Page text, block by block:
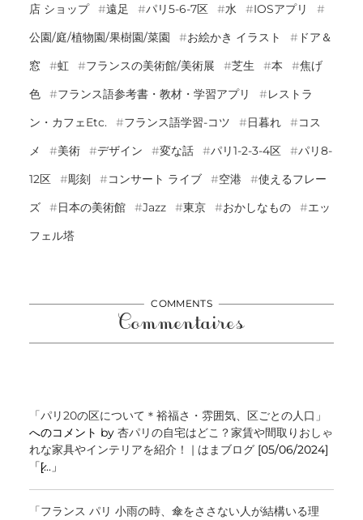
店 ショップ
遠足 パリ5-6-7区 水
IOSアプリ
公園/庭/植物園/果樹園/菜園
お絵かき イラスト
ドア＆
窓
虹 フランスの美術館/美術展 芝生 本
焦げ
色
フランス語参考書・教材・学習アプリ
レストラ
ン・カフェetc.
フランス語学習-コツ 日暮れ
コス
メ
美術 デザイン 変な話 パリ1-2-3-4区
パリ8-
12区
彫刻 コンサート ライブ 空港
使えるフレー
ズ
日本の美術館 Jazz 東京 おかしなもの
エッ
フェル塔
COMMENTS
Commentaires
「パリ20の区について＊裕福さ・雰囲気、区ごとの人口」
へのコメント by 杏パリの自宅はどこ？家賃や間取りおしゃ
れな家具やインテリアを紹介！ | はまブログ[05/06/2024]
「[̷...」
「フランス パリ 小雨の時、傘をささない人が結構いる理